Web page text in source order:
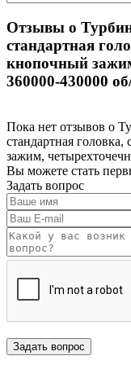
Отзывы о
стандартная
кнопочный
360000-430000
Пока нет отзывов о
стандартная
зажим,
Вы можете стать
Задать вопрос